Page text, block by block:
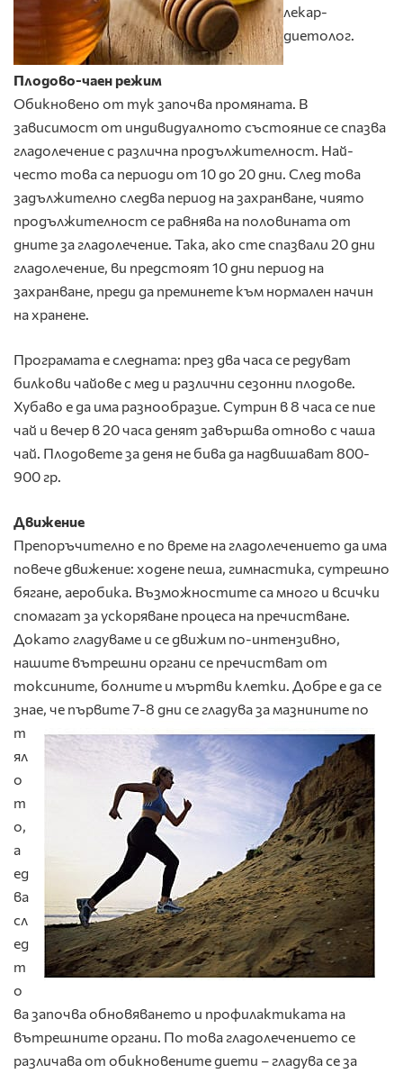
лекар-
диетолог.
Плодово-чаен режим
Обикновено от тук започва промяната. В
зависимост от индивидуалното състояние се спазва
гладолечение с различна продължителност. Най-
често това са периоди от 10 до 20 дни. След това
задължително следва период на захранване, чиято
продължителност се равнява на половината от
дните за гладолечение. Така, ако сте спазвали 20 дни
гладолечение, ви предстоят 10 дни период на
захранване, преди да преминете към нормален начин
на хранене.
Програмата е следната: през два часа се редуват
билкови чайове с мед и различни сезонни плодове.
Хубаво е да има разнообразие. Сутрин в 8 часа се пие
чай и вечер в 20 часа денят завършва отново с чаша
чай. Плодовете за деня не бива да надвишават 800-
900 гр.
Движение
Препоръчително е по време на гладолечението да има
повече движение: ходене пеша, гимнастика, сутрешно
бягане, аеробика. Възможностите са много и всички
спомагат за ускоряване процеса на пречистване.
Докато гладуваме и се движим по-интензивно,
нашите вътрешни органи се пречистват от
токсините, болните и мъртви клетки. Добре е да се
знае, че първите 7-8 дни се гладува за мазнините по
т
ял
о
т
о,
а
ед
ва
сл
ед
т
о
ва започва обновяването и профилактиката на
вътрешните органи. По това гладолечението се
различава от обикновените диети – гладува се за